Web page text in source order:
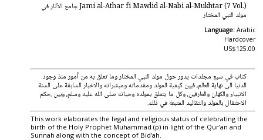
Jami al-Athar fi Mawlid al-Nabi al-Mukhtar (7 Vol.) جامع الآثار في
مولد النبي المختار
Language: Arabic
Hardcover
US$125.00
كتاب في سبع مجلدات يدور حول مولد النبي المختار وما تعلق به من أمور منذ وجود
الدنيا الى نهاية العالم، فبين كيفية المولد ومقدماته ومبشراته والاخبار السابقة على السنة
الانبياء والكهان والعارفين، وكل ما يتعلق بمولده وحياته صلى الله عليه وسلم، وبين .حكم
الاحتفال بالمولد والتقاليد المتبعة في ذلك.
This work elaborates the legal and religious status of celebrating the
birth of the Holy Prophet Muhammad (p) in light of the Qur’an and
Sunnah along with the concept of Bid’ah.